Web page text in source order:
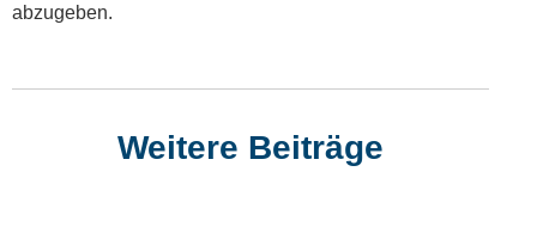
abzugeben.
Weitere Beiträge